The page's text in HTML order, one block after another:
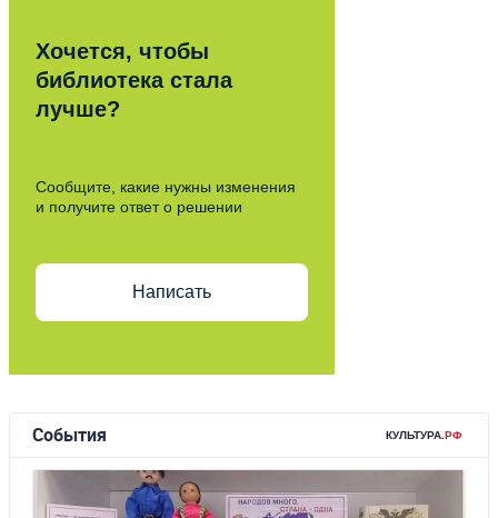
Хочется, чтобы
библиотека стала
лучше?
Сообщите, какие нужны изменения
и получите ответ о решении
Написать